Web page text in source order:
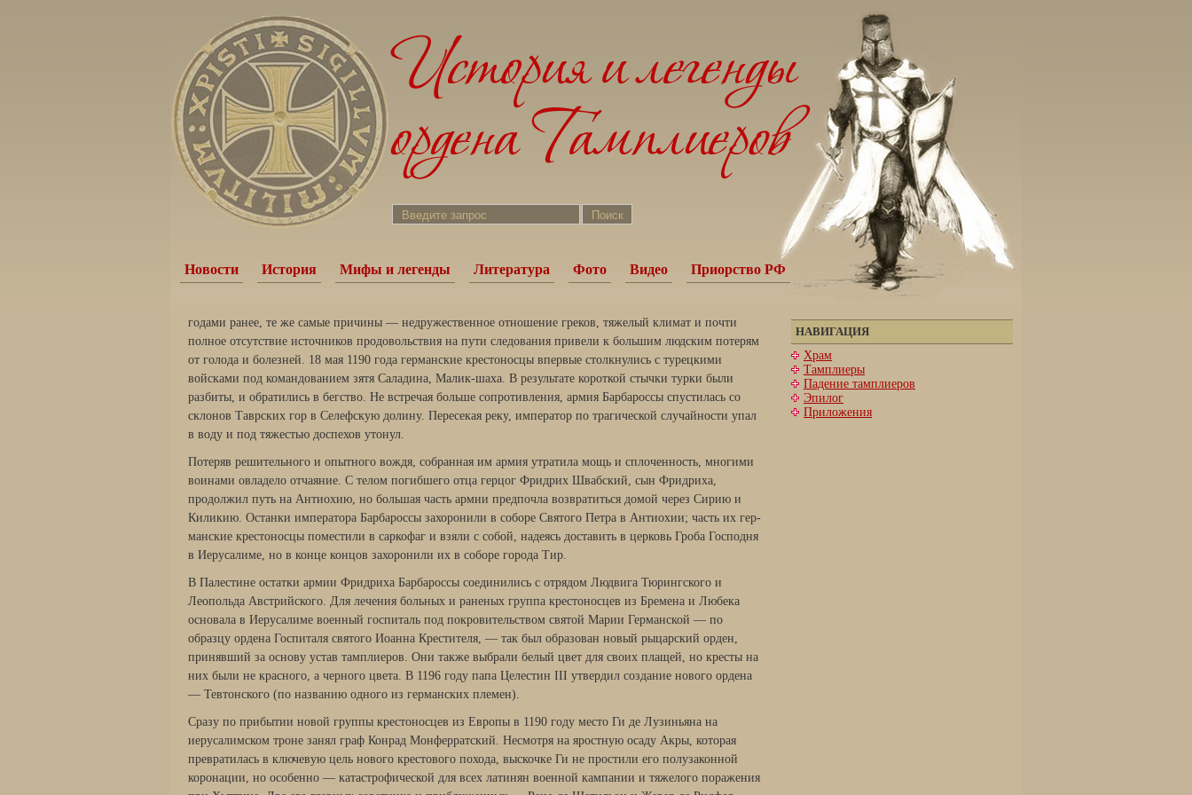
Новости История Мифы и легенды Литература Фото Видео Приорство РФ
годами ранее, те же самые причины — недружественное отношение греков, тяжелый климат и почти
полное отсутствие источников продовольствия на пути следования привели к большим людским потерям
от голода и болезней. 18 мая 1190 года германские крестоносцы впервые столкнулись с турецкими
войсками под командованием зятя Саладина, Ма­лик-шаха. В результате короткой стычки турки были
разбиты, и обратились в бегство. Не встречая больше сопротивления, армия Барбароссы спустилась со
склонов Таврских гор в Селефскую долину. Пересекая реку, император по трагической случайности упал
в воду и под тяжестью доспехов утонул.
Потеряв решительного и опытного вождя, собранная им армия утратила мощь и сплоченность, многими
воинами овладело отчаяние. С телом погибшего отца герцог Фридрих Швабский, сын Фридриха,
продолжил путь на Антиохию, но большая часть армии предпочла возвратиться домой через Сирию и
Киликию. Останки императора Барбароссы захо­ронили в соборе Святого Петра в Антиохии; часть их гер­
манские крестоносцы поместили в саркофаг и взяли с собой, надеясь доставить в церковь Гроба Господня
в Иерусалиме, но в конце концов захоронили их в соборе города Тир.
В Палестине остатки армии Фридриха Барбароссы соединились с отрядом Людвига Тюрингского и
Леопольда Австрийского. Для лечения больных и раненых группа крестоносцев из Бремена и Любека
основала в Иерусалиме военный госпиталь под покровительством святой Марии Германской — по
образцу ордена Госпиталя святого Иоанна Крестителя, — так был образован новый рыцарский орден,
принявший за основу устав тамплиеров. Они также выбрали белый цвет для своих плащей, но кресты на
них были не красного, а черного цвета. В 1196 году папа Целестин III утвердил создание нового ордена
— Тевтонского (по названию одного из германских племен).
Сразу по прибытии новой группы крестоносцев из Европы в 1190 году место Ги де Лузиньяна на
иерусалимском троне занял граф Конрад Монферратский. Несмотря на яростную осаду Акры, которая
превратилась в ключевую цель нового крестового похода, выскочке Ги не простили его полузако­нной
коронации, но особенно — катастрофической для всех латинян военной кампании и тяжелого поражения
НАВИГАЦИЯ
Храм
Тамплиеры
Падение тамплиеров
Эпилог
Приложения